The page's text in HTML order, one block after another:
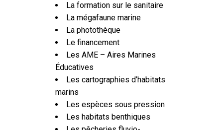
La formation sur le sanitaire
La mégafaune marine
La photothèque
Le financement
Les AME – Aires Marines
Éducatives
Les cartographies d’habitats
marins
Les espèces sous pression
Les habitats benthiques